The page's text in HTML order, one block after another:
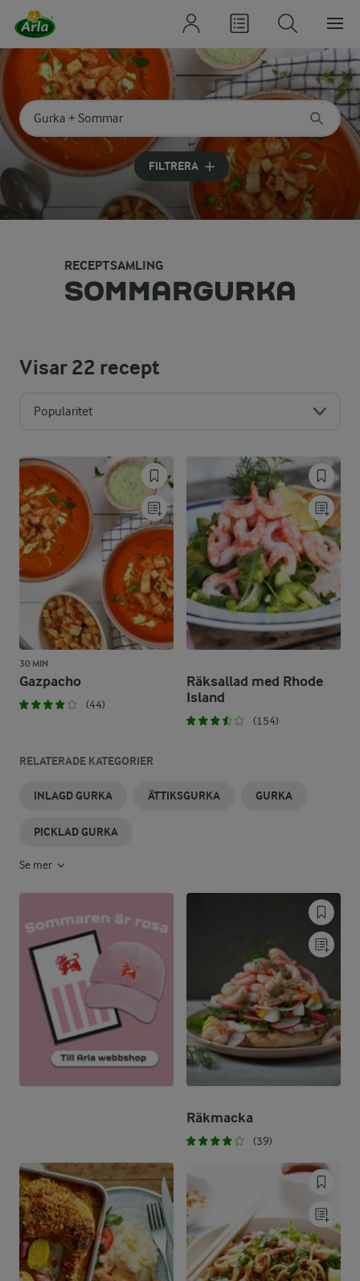
Sök på kategori eller ingrediens
Skriv in sökord för att få förslag
FILTRERA
RECEPTSAMLING
SOMMARGURKA
Visar22 recept
Popularitet
30 MIN
Gazpacho
(44)
Räksallad med Rhode
Island
(154)
RELATERADE KATEGORIER
INLAGD GURKA ÄTTIKSGURKA GURKA
PICKLAD GURKA
Se mer
Räkmacka
(39)